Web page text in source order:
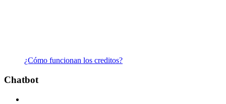
¿Cómo funcionan los creditos?
Chatbot